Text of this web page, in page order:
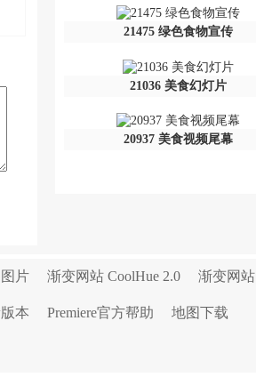
21475 绿色食物宣传
21036 美食幻灯片
20937 美食视频尾幕
片 渐变网站 CoolHue 2.0 渐变网站
本 Premiere官方帮助 地图下载